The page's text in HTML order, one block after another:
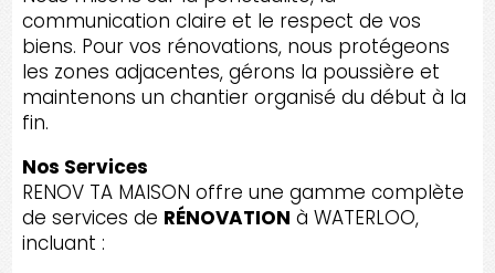
communication claire et le respect de vos
biens. Pour vos rénovations, nous protégeons
les zones adjacentes, gérons la poussière et
maintenons un chantier organisé du début à la
fin.
Nos Services
RENOV TA MAISON offre une gamme complète
de services de RÉNOVATION à WATERLOO,
incluant :